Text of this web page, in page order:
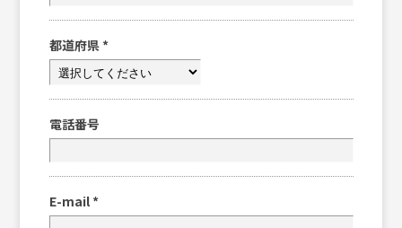
都道府県 *
電話番号
E-mail *